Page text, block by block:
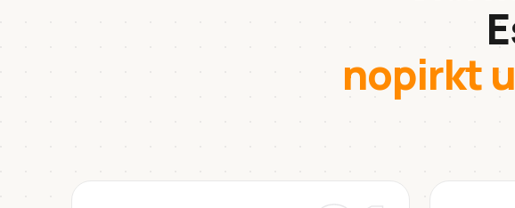
nopirkt